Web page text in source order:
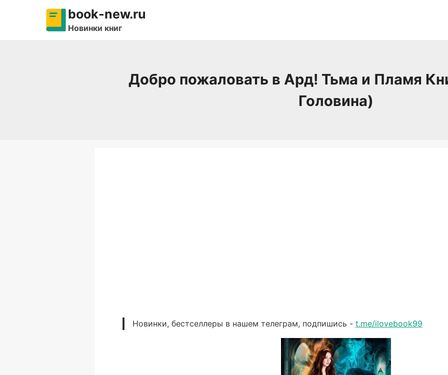
содержимому
book-new.ru
Новинки книг
Добро пожаловать в Ард! Тьма и Пламя
Головина)
Новинки, бестселлеры в нашем телеграм, подпишись - t.me/ilovebook99